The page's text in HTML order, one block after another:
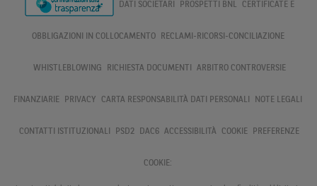
DATI SOCIETARI PROSPETTI BNL CERTIFICATE E
OBBLIGAZIONI IN COLLOCAMENTO RECLAMI-RICORSI-CONCILIAZIONE
WHISTLEBLOWING RICHIESTA DOCUMENTI ARBITRO CONTROVERSIE
FINANZIARIE PRIVACY CARTA RESPONSABILITÀ DATI PERSONALI NOTE LEGALI
CONTATTI ISTITUZIONALI PSD2 DAC6 ACCESSIBILITÀ COOKIE PREFERENZE
COOKIE: